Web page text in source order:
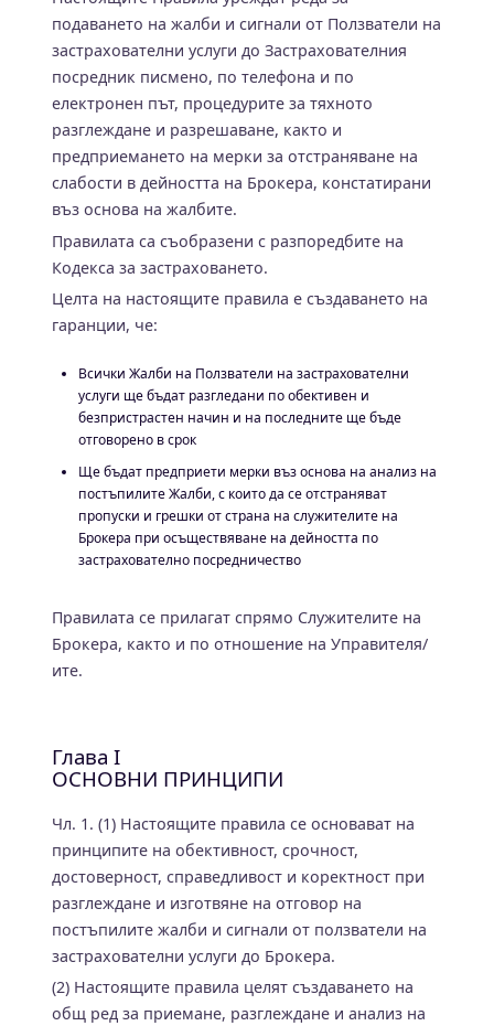
подаването на жалби и сигнали от Ползватели на
застрахователни услуги до Застрахователния
посредник писмено, по телефона и по
електронен път, процедурите за тяхното
разглеждане и разрешаване, както и
предприемането на мерки за отстраняване на
слабости в дейността на Брокера, констатирани
въз основа на жалбите.
Правилата са съобразени с разпоредбите на
Кодекса за застраховането.
Целта на настоящите правила е създаването на
гаранции, че:
Всички Жалби на Ползватели на застрахователни
услуги ще бъдат разгледани по обективен и
безпристрастен начин и на последните ще бъде
отговорено в срок
Ще бъдат предприети мерки въз основа на анализ на
постъпилите Жалби, с които да се отстраняват
пропуски и грешки от страна на служителите на
Брокера при осъществяване на дейността по
застрахователно посредничество
Правилата се прилагат спрямо Служителите на
Брокера, както и по отношение на Управителя/
ите.
Глава I
ОСНОВНИ ПРИНЦИПИ
Чл. 1. (1) Настоящите правила се основават на
принципите на обективност, срочност,
достоверност, справедливост и коректност при
разглеждане и изготвяне на отговор на
постъпилите жалби и сигнали от ползватели на
застрахователни услуги до Брокера.
(2) Настоящите правила целят създаването на
общ ред за приемане, разглеждане и анализ на